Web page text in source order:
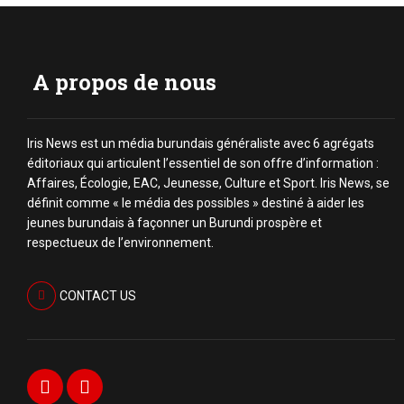
A propos de nous
Iris News est un média burundais généraliste avec 6 agrégats
éditoriaux qui articulent l’essentiel de son offre d’information :
Affaires, Écologie, EAC, Jeunesse, Culture et Sport. Iris News, se
définit comme « le média des possibles » destiné à aider les
jeunes burundais à façonner un Burundi prospère et
respectueux de l’environnement.
CONTACT US